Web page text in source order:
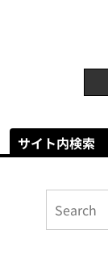
サイト内検索